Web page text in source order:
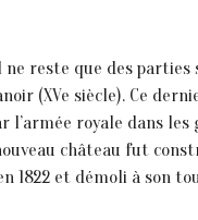
ne reste que des parties
(XVe siècle). Ce
l’armée royale dans les
château fut
1822 et démoli à son